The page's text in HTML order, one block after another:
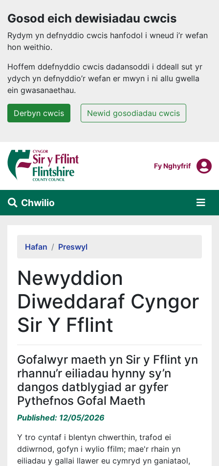
Gosod eich dewisiadau cwcis
Rydym yn defnyddio cwcis hanfodol i wneud i’r wefan
hon weithio.
Hoffem ddefnyddio cwcis dadansoddi i ddeall sut yr
ydych yn defnyddio’r wefan er mwyn i ni allu gwella
ein gwasanaethau.
Derbyn cwcis Newid gosodiadau cwcis
Neidio i'r prif gynnwys
Mewngofnodi I
Fy Nghyfrif
Chwilio
Hafan Preswyl
Newyddion
Diweddaraf Cyngor
Sir Y Fflint
Gofalwyr maeth yn Sir y Fflint yn
rhannu’r eiliadau hynny sy’n
dangos datblygiad ar gyfer
Pythefnos Gofal Maeth
Published: 12/05/2026
Y tro cyntaf i blentyn chwerthin, trafod ei
ddiwrnod, gofyn i wylio ffilm; mae'r rhain yn
eiliadau y gallai llawer eu cymryd yn ganiataol,